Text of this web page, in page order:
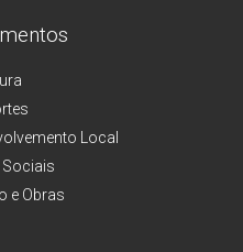
Local
e Obras